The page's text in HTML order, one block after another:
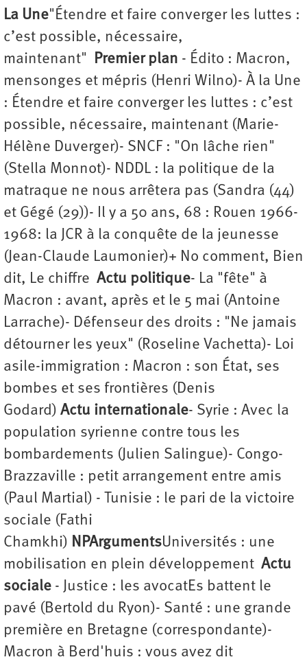
La Une"Étendre et faire converger les luttes :
c’est possible, nécessaire,
maintenant" Premier plan - Édito : Macron,
mensonges et mépris (Henri Wilno)- À la Une
: Étendre et faire converger les luttes : c’est
possible, nécessaire, maintenant (Marie-
Hélène Duverger)- SNCF : "On lâche rien"
(Stella Monnot)- NDDL : la politique de la
matraque ne nous arrêtera pas (Sandra (44)
et Gégé (29))- Il y a 50 ans, 68 : Rouen 1966-
1968: la JCR à la conquête de la jeunesse
(Jean-Claude Laumonier)+ No comment, Bien
dit, Le chiffre Actu politique- La "fête" à
Macron : avant, après et le 5 mai (Antoine
Larrache)- Défenseur des droits : "Ne jamais
détourner les yeux" (Roseline Vachetta)- Loi
asile-immigration : Macron : son État, ses
bombes et ses frontières (Denis
Godard) Actu internationale- Syrie : Avec la
population syrienne contre tous les
bombardements (Julien Salingue)- Congo-
Brazzaville : petit arrangement entre amis
(Paul Martial) - Tunisie : le pari de la victoire
sociale (Fathi
Chamkhi) NPArgumentsUniversités : une
mobilisation en plein développement Actu
sociale - Justice : les avocatEs battent le
pavé (Bertold du Ryon)- Santé : une grande
première en Bretagne (correspondante)-
Macron à Berd'huis : vous avez dit